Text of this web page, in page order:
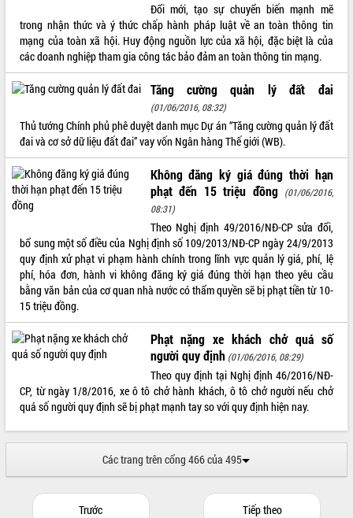
THỐNG KÊ TRUY CẬP
Hôm nay:
14346
Tất cả: 66027086
Đổi mới, tạo sự chuyển biến mạnh mẽ
trong nhận thức và ý thức chấp hành pháp luật về an toàn thông tin
mạng của toàn xã hội. Huy động nguồn lực của xã hội, đặc biệt là của
các doanh nghiệp tham gia công tác bảo đảm an toàn thông tin mạng.
Tăng cường quản lý đất đai
(01/06/2016, 08:32)
Thủ tướng Chính phủ phê duyệt danh mục Dự án “Tăng cường quản lý đất
đai và cơ sở dữ liệu đất đai” vay vốn Ngân hàng Thế giới (WB).
Không đăng ký giá đúng thời hạn
phạt đến 15 triệu đồng
(01/06/2016,
08:31)
Theo Nghị định 49/2016/NĐ-CP sửa đổi,
bổ sung một số điều của Nghị định số 109/2013/NĐ-CP ngày 24/9/2013
quy định xử phạt vi phạm hành chính trong lĩnh vực quản lý giá, phí, lệ
phí, hóa đơn, hành vi không đăng ký giá đúng thời hạn theo yêu cầu
bằng văn bản của cơ quan nhà nước có thẩm quyền sẽ bị phạt tiền từ 10-
15 triệu đồng.
Phạt nặng xe khách chở quá số
người quy định (01/06/2016, 08:29)
Theo quy định tại Nghị định 46/2016/NĐ-
CP, từ ngày 1/8/2016, xe ô tô chở hành khách, ô tô chở người nếu chở
quá số người quy định sẽ bị phạt mạnh tay so với quy định hiện nay.
Các trang trên cổng 466 của 495
Trước Tiếp theo